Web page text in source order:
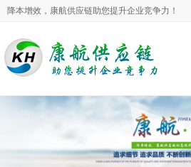
降本增效，康航供应链助您提升企业竞争力！